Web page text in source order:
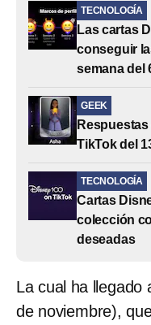
TECNOLOGÍA
Las cartas
conseguir
semana del
GEEK
TikTok del
TECNOLOGÍA
Cartas
colección
deseadas
La cual ha llegado
de noviembre),